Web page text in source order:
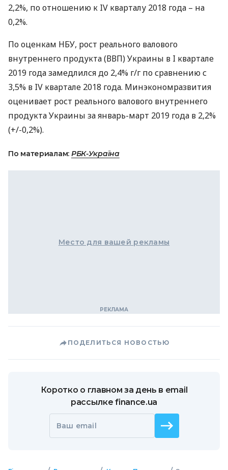
2,2%, по отношению к IV кварталу 2018 года – на
0,2%.
По оценкам НБУ, рост реального валового
внутреннего продукта (ВВП) Украины в I квартале
2019 года замедлился до 2,4% г/г по сравнению с
3,5% в IV квартале 2018 года. Минэкономразвития
оценивает рост реального валового внутреннего
продукта Украины за январь-март 2019 года в 2,2%
(+/-0,2%).
По материалам: РБК-Україна
Место для вашей рекламы
ПОДЕЛИТЬСЯ НОВОСТЬЮ
Коротко о главном за день в email
рассылке finance.ua
Ваш email